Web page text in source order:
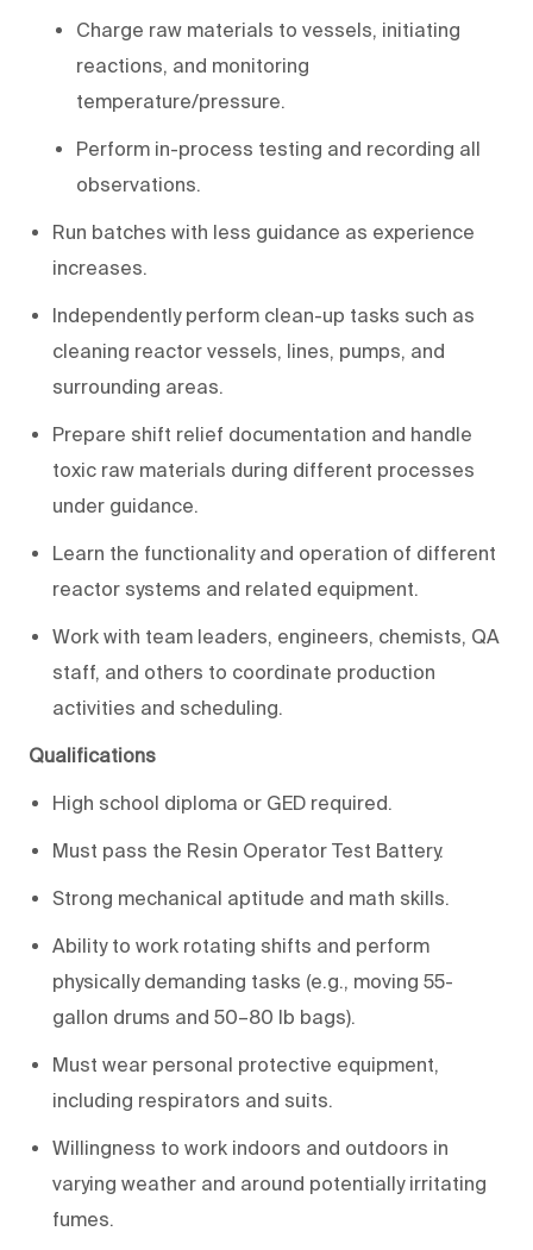
Charge raw materials to vessels, initiating
reactions, and monitoring
temperature/pressure.
Perform in-process testing and recording all
observations.
Run batches with less guidance as experience
increases.
Independently perform clean-up tasks such as
cleaning reactor vessels, lines, pumps, and
surrounding areas.
Prepare shift relief documentation and handle
toxic raw materials during different processes
under guidance.
Learn the functionality and operation of different
reactor systems and related equipment.
Work with team leaders, engineers, chemists, QA
staff, and others to coordinate production
activities and scheduling.
Qualifications
High school diploma or GED required.
Must pass the Resin Operator Test Battery.
Strong mechanical aptitude and math skills.
Ability to work rotating shifts and perform
physically demanding tasks (e.g., moving 55-
gallon drums and 50–80 lb bags).
Must wear personal protective equipment,
including respirators and suits.
Willingness to work indoors and outdoors in
varying weather and around potentially irritating
fumes.